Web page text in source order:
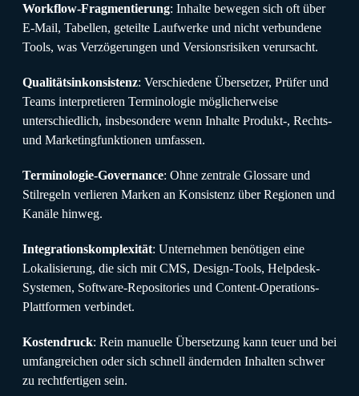
Workflow-Fragmentierung: Inhalte bewegen sich oft über
E-Mail, Tabellen, geteilte Laufwerke und nicht verbundene
Tools, was Verzögerungen und Versionsrisiken verursacht.
Qualitätsinkonsistenz: Verschiedene Übersetzer, Prüfer und
Teams interpretieren Terminologie möglicherweise
unterschiedlich, insbesondere wenn Inhalte Produkt-, Rechts-
und Marketingfunktionen umfassen.
Terminologie-Governance: Ohne zentrale Glossare und
Stilregeln verlieren Marken an Konsistenz über Regionen und
Kanäle hinweg.
Integrationskomplexität: Unternehmen benötigen eine
Lokalisierung, die sich mit CMS, Design-Tools, Helpdesk-
Systemen, Software-Repositories und Content-Operations-
Plattformen verbindet.
Kostendruck: Rein manuelle Übersetzung kann teuer und bei
umfangreichen oder sich schnell ändernden Inhalten schwer
zu rechtfertigen sein.